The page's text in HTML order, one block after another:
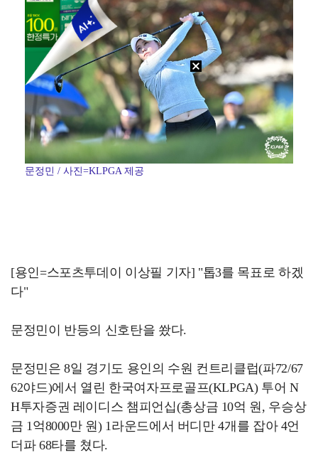
[ST포토] 서교림, 아침부터 더워요
[ST포토] 고지원, 야디지북 체크
UEFA, 인판티노 회장 사퇴 압박 유지…"월드컵 보이…
문정민 / 사진=KLPGA 제공
[용인=스포츠투데이 이상필 기자] "톱3를 목표로 하겠
다"
문정민이 반등의 신호탄을 쐈다.
문정민은 8일 경기도 용인의 수원 컨트리클럽(파72/67
62야드)에서 열린 한국여자프로골프(KLPGA) 투어 N
H투자증권 레이디스 챔피언십(총상금 10억 원, 우승상
금 1억8000만 원) 1라운드에서 버디만 4개를 잡아 4언
더파 68타를 쳤다.